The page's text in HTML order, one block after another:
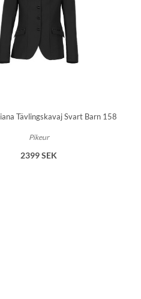
Tävlingskavaj Svart Barn 158
Pikeur
2399 SEK